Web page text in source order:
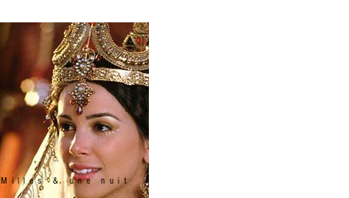
Milles & une nuit